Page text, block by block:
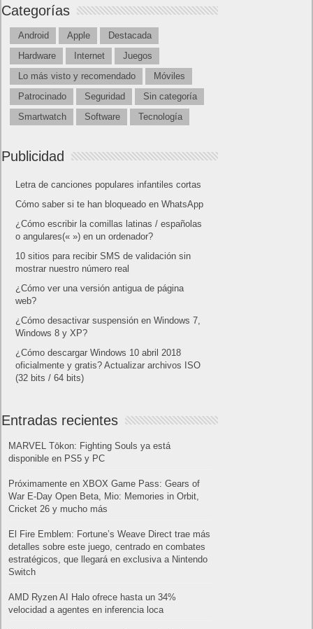
Categorías
Android Apple
Destacada
Hardware
Internet
Juegos
Lo más visto y recomendado
Móviles
Patrocinado
Seguridad
Sin categoría
Smartwatch
Software Tecnología
Publicidad
Letra de canciones populares infantiles cortas
Cómo saber si te han bloqueado en WhatsApp
¿Cómo escribir la comillas latinas / españolas
o angulares(« ») en un ordenador?
10 sitios para recibir SMS de validación sin
mostrar nuestro número real
¿Cómo ver una versión antigua de página
web?
¿Cómo desactivar suspensión en Windows 7,
Windows 8 y XP?
¿Cómo descargar Windows 10 abril 2018
oficialmente y gratis? Actualizar archivos ISO
(32 bits / 64 bits)
Entradas recientes
MARVEL Tōkon: Fighting Souls ya está
disponible en PS5 y PC
Próximamente en XBOX Game Pass: Gears of
War E-Day Open Beta, Mio: Memories in Orbit,
Cricket 26 y mucho más
El Fire Emblem: Fortune’s Weave Direct trae más
detalles sobre este juego, centrado en combates
estratégicos, que llegará en exclusiva a Nintendo
Switch
AMD Ryzen AI Halo ofrece hasta un 34%
velocidad a agentes en inferencia loca